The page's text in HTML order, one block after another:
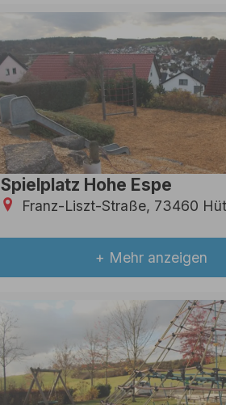
Spielplatz Hohe Espe
Franz-Liszt-Straße, 73460
+ Mehr anzeigen